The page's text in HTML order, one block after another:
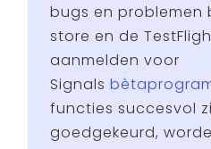
bugs en problemen
store en de
aanmelden voor
Signals
functies succesvol
goedgekeurd,